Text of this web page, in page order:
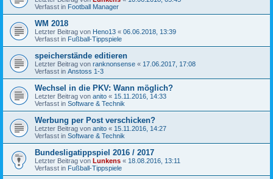
Verfasst in Football Manager
WM 2018
Letzter Beitrag von Heno13 « 06.06.2018, 13:39
Verfasst in Fußball-Tippspiele
speicherstände editieren
Letzter Beitrag von ranknonsense « 17.06.2017, 17:08
Verfasst in Anstoss 1-3
Wechsel in die PKV: Wann möglich?
Letzter Beitrag von anito « 15.11.2016, 14:33
Verfasst in Software & Technik
Werbung per Post verschicken?
Letzter Beitrag von anito « 15.11.2016, 14:27
Verfasst in Software & Technik
Bundesligatippspiel 2016 / 2017
Letzter Beitrag von Lunkens « 18.08.2016, 13:11
Verfasst in Fußball-Tippspiele